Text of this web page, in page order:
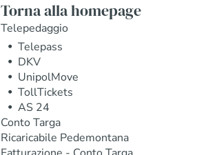
Torna alla homepage
Telepedaggio
Telepass
DKV
UnipolMove
TollTickets
AS 24
Conto Targa
Ricaricabile Pedemontana